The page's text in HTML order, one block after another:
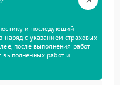
и последующий
наряд с указанием страховых
после выполнения работ
выполненных работ и